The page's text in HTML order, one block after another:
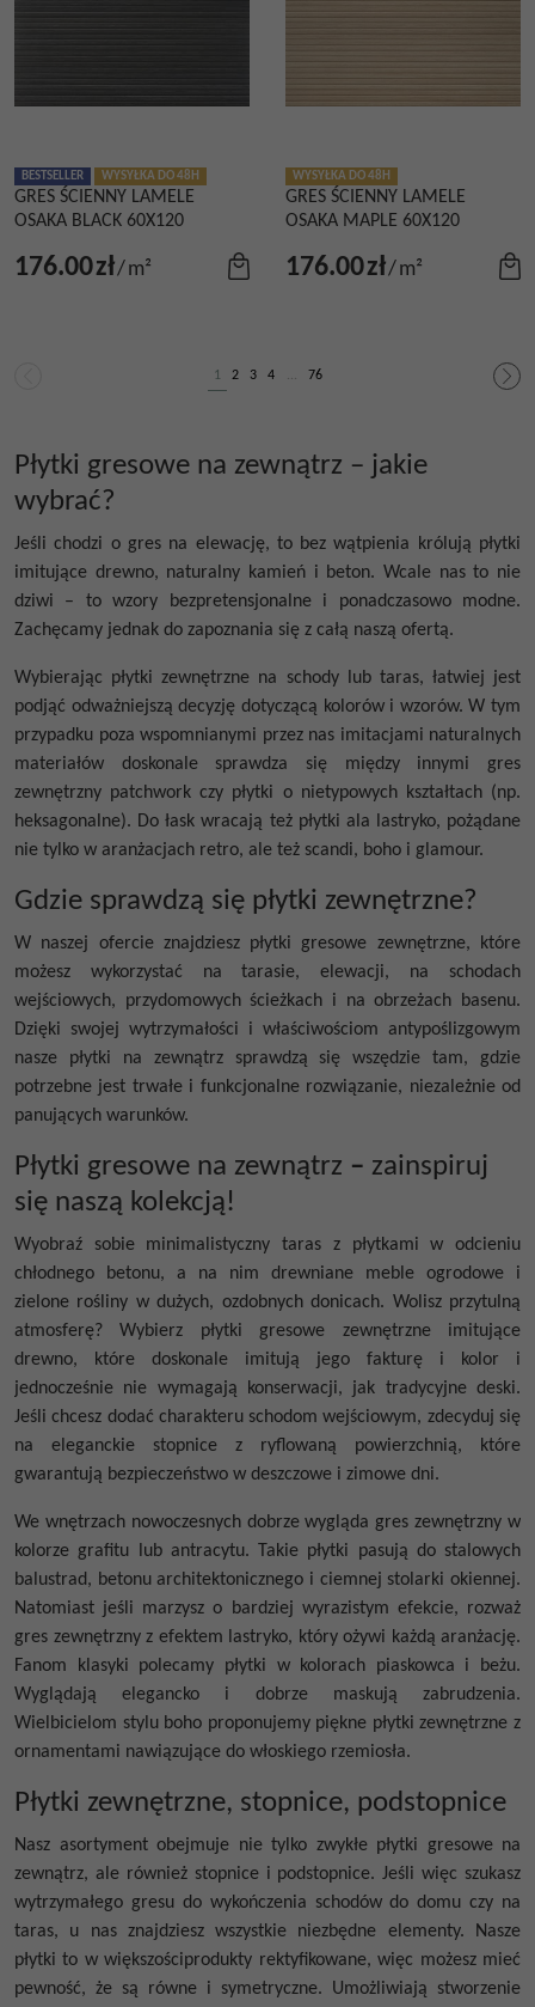
BESTSELLER WYSYŁKA DO 48H
GRES ŚCIENNY LAMELE
OSAKA BLACK 60X120
176.00zł/m²
WYSYŁKA DO 48H
GRES ŚCIENNY LAMELE
OSAKA MAPLE 60X120
176.00zł/m²
1 2 3 4 ... 76
Płytki gresowe na zewnątrz – jakie
wybrać?
Jeśli chodzi o gres na elewację, to bez wątpienia królują płytki
imitujące drewno, naturalny kamień i beton. Wcale nas to nie
dziwi – to wzory bezpretensjonalne i ponadczasowo modne.
Zachęcamy jednak do zapoznania się z całą naszą ofertą.
Wybierając płytki zewnętrzne na schody lub taras, łatwiej jest
podjąć odważniejszą decyzję dotyczącą kolorów i wzorów. W tym
przypadku poza wspomnianymi przez nas imitacjami naturalnych
materiałów doskonale sprawdza się między innymi gres
zewnętrzny patchwork czy płytki o nietypowych kształtach (np.
heksagonalne). Do łask wracają też płytki ala lastryko, pożądane
nie tylko w aranżacjach retro, ale też scandi, boho i glamour.
Gdzie sprawdzą się płytki zewnętrzne?
W naszej ofercie znajdziesz płytki gresowe zewnętrzne, które
możesz wykorzystać na tarasie, elewacji, na schodach
wejściowych, przydomowych ścieżkach i na obrzeżach basenu.
Dzięki swojej wytrzymałości i właściwościom antypoślizgowym
nasze płytki na zewnątrzsprawdzą się wszędzie tam, gdzie
potrzebne jest trwałe i funkcjonalne rozwiązanie, niezależnie od
panujących warunków.
Płytki gresowe na zewnątrz – zainspiruj
się naszą kolekcją!
Wyobraź sobie minimalistyczny taras z płytkami w odcieniu
chłodnego betonu, a na nim drewniane meble ogrodowe i
zielone rośliny w dużych, ozdobnych donicach. Wolisz przytulną
atmosferę? Wybierz płytki gresowe zewnętrzne imitujące
drewno, które doskonale imitują jego fakturę i kolor i
jednocześnie nie wymagają konserwacji, jak tradycyjne deski.
Jeśli chcesz dodać charakteru schodom wejściowym, zdecyduj się
na eleganckie stopnice z ryflowaną powierzchnią, które
gwarantują bezpieczeństwo w deszczowe i zimowe dni.
We wnętrzach nowoczesnych dobrze wygląda gres zewnętrzny w
kolorze grafitu lub antracytu. Takie płytki pasują do stalowych
balustrad, betonu architektonicznego i ciemnej stolarki okiennej.
Natomiast jeśli marzysz o bardziej wyrazistym efekcie, rozważ
gres zewnętrznyz efektem lastryko, który ożywi każdą aranżację.
Fanom klasyki polecamy płytki w kolorach piaskowca i beżu.
Wyglądają elegancko i dobrze maskują zabrudzenia.
Wielbicielom stylu boho proponujemy piękne płytki zewnętrzne z
ornamentami nawiązujące do włoskiego rzemiosła.
Płytki zewnętrzne, stopnice, podstopnice
Nasz asortyment obejmuje nie tylko zwykłe płytki gresowe na
zewnątrz, ale również stopnice i podstopnice. Jeśli więc szukasz
wytrzymałego gresu do wykończenia schodów do domu czy na
taras, u nas znajdziesz wszystkie niezbędne elementy. Nasze
płytki to w większościprodukty rektyfikowane, więc możesz mieć
pewność, że są równe i symetryczne. Umożliwiają stworzenie